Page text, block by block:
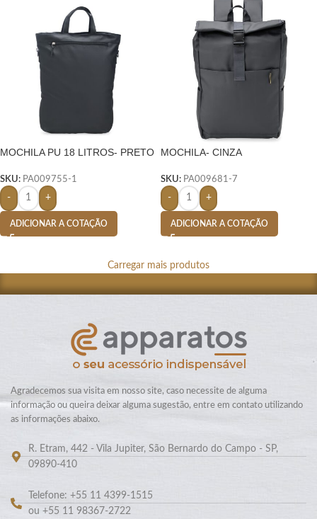
MOCHILA PU 18 LITROS- PRETO
SKU: PA009755-1
- +
ADICIONAR A COTAÇÃO
MOCHILA- CINZA
SKU: PA009681-7
- +
ADICIONAR A COTAÇÃO
Carregar mais produtos
Agradecemos sua visita em nosso site, caso necessite de alguma
informação ou queira deixar alguma sugestão, entre em contato utilizando
as informações abaixo.
R. Etram, 442 - Vila Jupiter, São Bernardo do Campo - SP,
09890-410
Telefone: +55 11 4399-1515
ou +55 11 98367-2722